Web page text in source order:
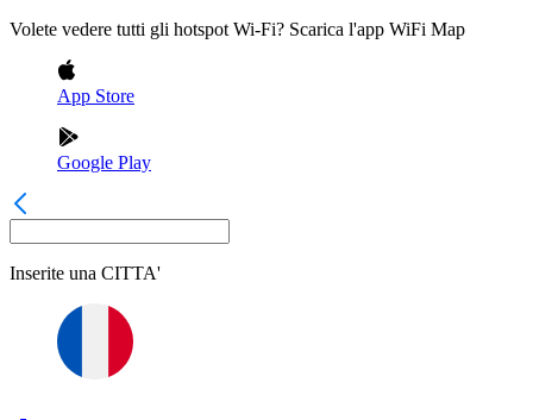
Volete vedere tutti gli hotspot Wi-Fi? Scarica l'app WiFi Map
App Store
Google Play
Inserite una CITTA'